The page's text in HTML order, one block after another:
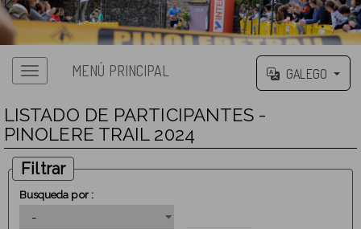
MENÚ PRINCIPAL GALEGO
LISTADO DE PARTICIPANTES -
PINOLERE TRAIL 2024
Filtrar
Busqueda por :